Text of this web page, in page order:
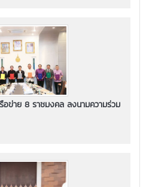
อข่าย 8 ราชมงคล ลงนามความร่วม